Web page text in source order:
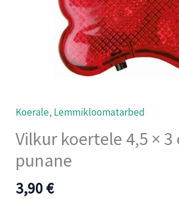
Koerale, Lemmikloomatarbed
Vilkur koertele 4,5 × 3
punane
3,90€